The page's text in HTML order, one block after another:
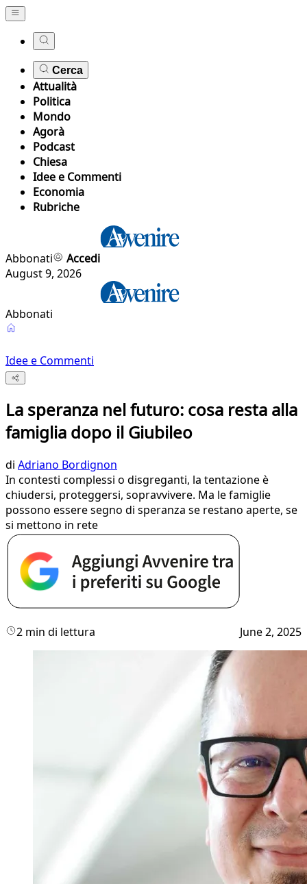
Cerca
Attualità
Politica
Mondo
Agorà
Podcast
Chiesa
Idee e Commenti
Economia
Rubriche
Abbonati
Accedi
August 9, 2026
Abbonati
Idee e Commenti
La speranza nel futuro: cosa resta alla
famiglia dopo il Giubileo
di Adriano Bordignon
In contesti complessi o disgreganti, la tentazione è
chiudersi, proteggersi, sopravvivere. Ma le famiglie
possono essere segno di speranza se restano aperte, se
si mettono in rete
2 min di lettura June 2, 2025